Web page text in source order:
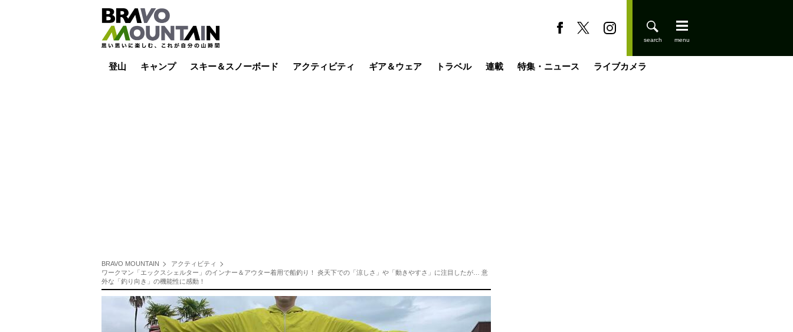
登山 キャンプ スキー＆スノーボード アクティビティ ギア＆ウェア トラベル 連載 特集・ニュース ライブカメラ
BRAVO MOUNTAIN
アクティビティ
ワークマン「エックスシェルター」のインナー＆アウター着用で船釣り！ 炎天下での「涼しさ」や「動きやすさ」に注目したが… 意
外な「釣り向き」の機能性に感動！